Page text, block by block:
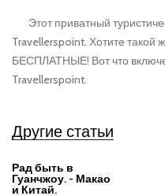
Этот приватный
Travellerspoint. Хотите такой
БЕСПЛАТНЫЕ! Вот что
Travellerspoint.
Другие статьи
Рад быть в
Гуанчжоу. - Макао
и Китай.